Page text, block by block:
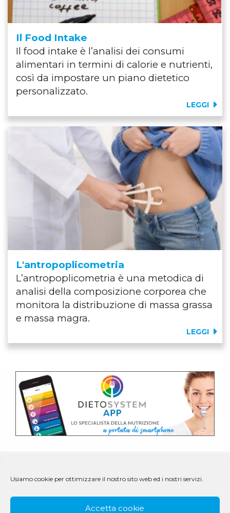
Usiamo cookie per ottimizzare il nostro sito web ed i nostri servizi.
Accetta cookie
Il Food Intake
Il food intake è l’analisi dei consumi
alimentari in termini di calorie e nutrienti,
così da impostare un piano dietetico
personalizzato.
LEGGI
L'antropoplicometria
L’antropoplicometria è una metodica di
analisi della composizione corporea che
monitora la distribuzione di massa grassa
e massa magra.
LEGGI